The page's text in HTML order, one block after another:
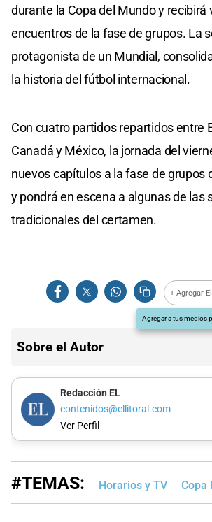
durante la Copa del Mundo y recibirá
encuentros de la fase de grupos. La
protagonista de un Mundial,
la historia del fútbol internacional.
Con cuatro partidos repartidos entre
Canadá y México, la jornada del
nuevos capítulos a la fase de grupos
y pondrá en escena a algunas de las
tradicionales del certamen.
+ Agregar
Agregar a tus medios
Sobre el Autor
Redacción EL
contenidos@ellitoral.com
Ver Perfil
#TEMAS: Horarios y TV Copa